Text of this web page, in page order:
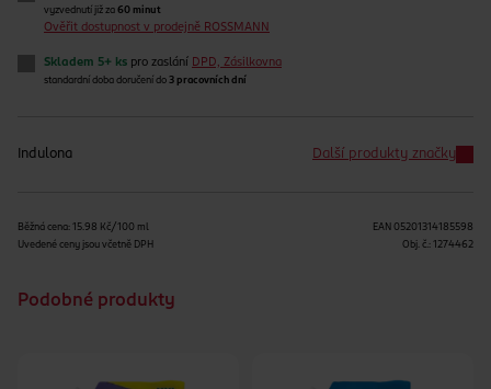
vyzvednutí již za 60 minut
Ověřit dostupnost v prodejně ROSSMANN
Skladem 5+ ks pro zaslání DPD, Zásilkovna
standardní doba doručení do 3 pracovních dní
Indulona Další produkty značky
Běžná cena: 15.98 Kč/100 ml
Uvedené ceny jsou včetně DPH
EAN 05201314185598
Obj. č.: 1274462
Podobné produkty